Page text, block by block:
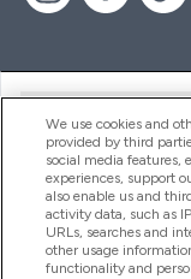
Producten
Company
We use cookies and
provided by third
social media features,
experiences, support
also enable us and
activity data, such as
URLs, searches and
other usage
functionality and